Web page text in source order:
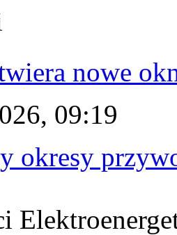
nowe
09:19
okresy